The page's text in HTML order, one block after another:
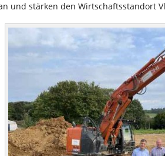
und stärken den Wirtschaftsstandort